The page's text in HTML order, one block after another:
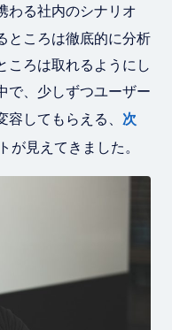
わる社内のシナリオ
ところは徹底的に分析
ころは取れるようにし
で、少しずつユーザー
してもらえる、 次
が見えてきました。